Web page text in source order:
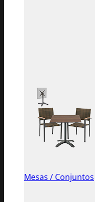
Mesas / Conjuntos